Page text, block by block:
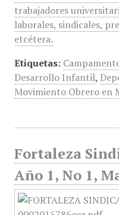
trabajadores
laborales, sindicales,
etcétera.
Etiquetas:
Desarrollo Infantil,
Movimiento Obrero en
Fortaleza
Año 1, No 1,